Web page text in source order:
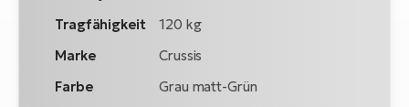
Tragfähigkeit
120 kg
Marke
Crussis
Farbe
Grau matt-Grün